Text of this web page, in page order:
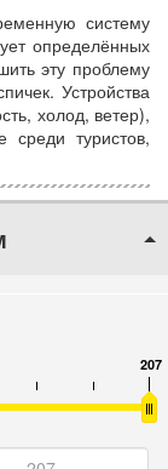
систему
определённых
эту проблему
Устройства
холод, ветер),
среди туристов,
207